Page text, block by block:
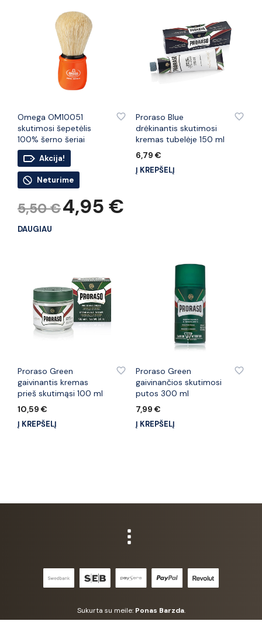
Omega OM10051
skutimosi šepetėlis
100% šerno šeriai
Akcija!
Neturime
5,50€
Original
price
4,95 €
DAUGIAU
Proraso Blue
drėkinantis skutimosi
kremas tubelėje 150 ml
6,79 €
Į KREPŠELĮ
Proraso Green
gaivinantis kremas
prieš skutimąsi 100 ml
10,59 €
Į KREPŠELĮ
Proraso Green
gaivinančios skutimosi
putos 300 ml
7,99 €
Į KREPŠELĮ
Sukurta su meile: Ponas Barzda.